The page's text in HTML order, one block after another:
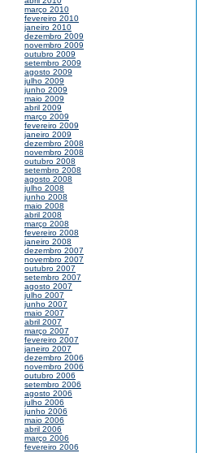
março 2010
fevereiro 2010
janeiro 2010
dezembro 2009
novembro 2009
outubro 2009
setembro 2009
agosto 2009
julho 2009
junho 2009
maio 2009
abril 2009
março 2009
fevereiro 2009
janeiro 2009
dezembro 2008
novembro 2008
outubro 2008
setembro 2008
agosto 2008
julho 2008
junho 2008
maio 2008
abril 2008
março 2008
fevereiro 2008
janeiro 2008
dezembro 2007
novembro 2007
outubro 2007
setembro 2007
agosto 2007
julho 2007
junho 2007
maio 2007
abril 2007
março 2007
fevereiro 2007
janeiro 2007
dezembro 2006
novembro 2006
outubro 2006
setembro 2006
agosto 2006
julho 2006
junho 2006
maio 2006
abril 2006
março 2006
fevereiro 2006